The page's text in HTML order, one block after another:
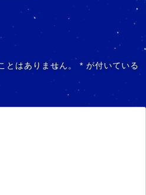
とはありません。 * が付いている